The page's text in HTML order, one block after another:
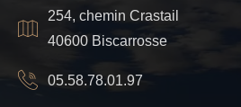
254, chemin Crastail
40600 Biscarrosse
05.58.78.01.97